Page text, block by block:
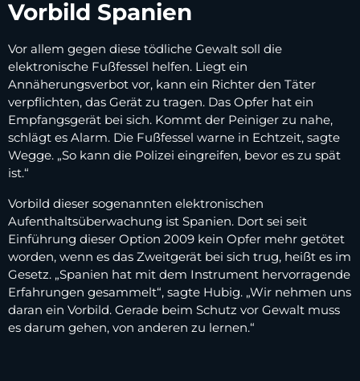
Vorbild Spanien
Vor allem gegen diese tödliche Gewalt soll die
elektronische Fußfessel helfen. Liegt ein
Annäherungsverbot vor, kann ein Richter den Täter
verpflichten, das Gerät zu tragen. Das Opfer hat ein
Empfangsgerät bei sich. Kommt der Peiniger zu nahe,
schlägt es Alarm. Die Fußfessel warne in Echtzeit, sagte
Wegge. „So kann die Polizei eingreifen, bevor es zu spät
ist.“
Vorbild dieser sogenannten elektronischen
Aufenthaltsüberwachung ist Spanien. Dort sei seit
Einführung dieser Option 2009 kein Opfer mehr getötet
worden, wenn es das Zweitgerät bei sich trug, heißt es im
Gesetz. „Spanien hat mit dem Instrument hervorragende
Erfahrungen gesammelt“, sagte Hubig. „Wir nehmen uns
daran ein Vorbild. Gerade beim Schutz vor Gewalt muss
es darum gehen, von anderen zu lernen.“